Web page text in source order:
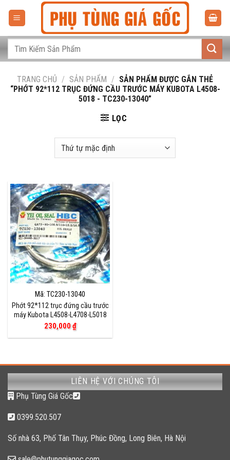
dungTìm
TRANG CHỦ / SẢN PHẨM / SẢN PHẨM ĐƯỢC GẮN THẺ
“PHỚT 92*112 TRỤC ĐỨNG CẦU TRƯỚC MÁY KUBOTA L4508-
5018 - TC230-13040”
LỌC
Mã: TC230-13040
Phớt 92*112 trục đứng cầu trước
máy Kubota L4508-L4708-L5018
230,000₫
LIÊN HỆ VỚI CHÚNG TÔI
Phụ Tùng Giá Gốc
0399.520.507
Số nhà 63, Phố Tân Thụy, Phúc Đồng, Long Biên, Hà Nội